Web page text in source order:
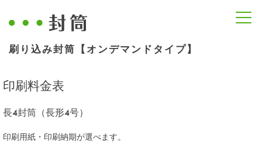
刷り込み封筒【オンデマンドタイプ】
印刷料金表
長4封筒（長形4号）
印刷用紙・印刷納期が選べます。